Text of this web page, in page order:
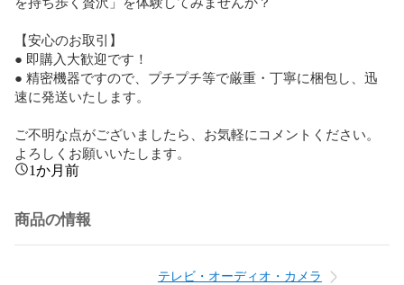
【安心のお取引】
● 即購入大歓迎です！
● 精密機器ですので、プチプチ等で厳重・丁寧に梱包し、迅
速に発送いたします。
ご不明な点がございましたら、お気軽にコメントください。
よろしくお願いいたします。
1か月前
商品の情報
テレビ・オーディオ・カメラ